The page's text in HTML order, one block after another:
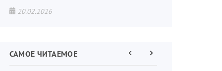
20.02.2026
САМОЕ ЧИТАЕМОЕ
ПредыдущаяСледующая